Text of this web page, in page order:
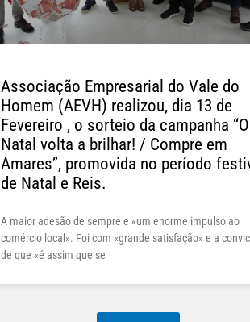
Associação Empresarial do Vale do
Homem (AEVH) realizou, dia 13 de
Fevereiro , o sorteio da campanha “O
Natal volta a brilhar! / Compre em
Amares”, promovida no período
de Natal e Reis.
A maior adesão de sempre e «um enorme impulso ao
comércio local». Foi com «grande satisfação» e a
de que «é assim que se